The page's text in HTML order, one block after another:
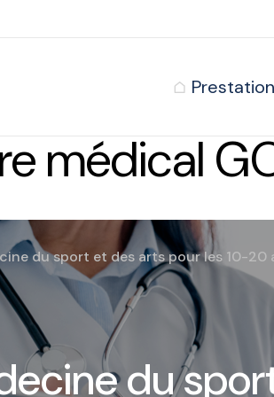
médical
du sport et des arts pour les 10-20
du